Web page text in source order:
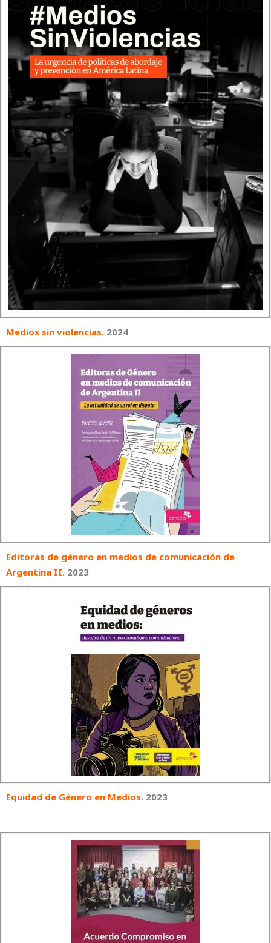
Medios sin violencias. 2024
Editoras de género en medios de comunicación de
Argentina II. 2023
Equidad de Género en Medios. 2023